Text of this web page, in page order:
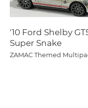
'10 Ford Shelby
Super Snake
ZAMAC Themed